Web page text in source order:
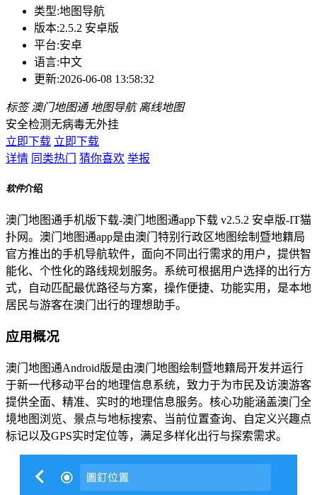
类型:地图导航
版本:2.5.2 安卓版
平台:安卓
语言:中文
更新:2026-06-08 13:58:32
标签 澳门地图通 地图导航 离线地图
安全检测无病毒无外挂
立即下载 立即下载
详情 同类热门 猜你喜欢 举报
软件介绍
澳门地图通手机版下载-澳门地图通app下载 v2.5.2 安卓版-IT猫
扑网。澳门地图通app是由澳门特别行政区地图绘制暨地籍局
官方推出的手机导航软件，面向不同出行需求的用户，提供智
能化、个性化的路线规划服务。系统可根据用户选择的出行方
式，自动匹配最优路径与方案，操作便捷、功能实用，是本地
居民与游客在澳门出行的理想助手。
应用概况
澳门地图通Android版是由澳门地图绘制暨地籍局开发并运行
于新一代移动平台的地理信息系统，致力于为市民及访澳游客
提供全面、精准、实时的地理信息服务。核心功能涵盖澳门全
境地图浏览、景点与地标搜索、当前位置查询、自定义兴趣点
标记以及GPS实时定位等，满足多样化出行与探索需求。